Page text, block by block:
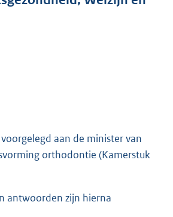
aan de minister van
orthodontie (Kamerstuk
antwoorden zijn hierna